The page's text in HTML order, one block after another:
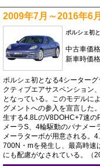
2009年7月～2016年6
ポルシェ初
中古車価格
新車時価格
ポルシェ初となる4シーター
クティブエアサスペンション
となっている。このモデルに
グメントへの参入を宣言した
生する4.8LのV8DOHC+7速の
メーラS、4輪駆動のパナメー
メーラターボが用意される。
700N・mを発生し、最高時速
にも配慮がなされている。（